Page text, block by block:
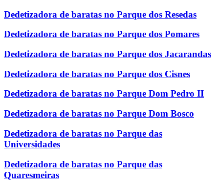
Dedetizadora de baratas no Parque dos Resedas
Dedetizadora de baratas no Parque dos Pomares
Dedetizadora de baratas no Parque dos Jacarandas
Dedetizadora de baratas no Parque dos Cisnes
Dedetizadora de baratas no Parque Dom Pedro II
Dedetizadora de baratas no Parque Dom Bosco
Dedetizadora de baratas no Parque das
Universidades
Dedetizadora de baratas no Parque das
Quaresmeiras